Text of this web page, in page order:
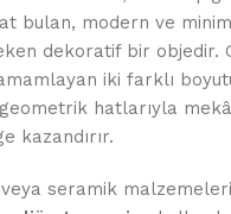
bulan, modern ve
dekoratif bir objedir.
iki farklı
hatlarıyla
kazandırır.
veya seramik